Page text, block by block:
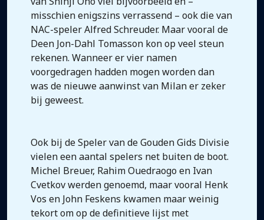
misschien enigszins verrassend – ook die van
NAC-speler Alfred Schreuder. Maar vooral de
Deen Jon-Dahl Tomasson kon op veel steun
rekenen. Wanneer er vier namen
voorgedragen hadden mogen worden dan
was de nieuwe aanwinst van Milan er zeker
bij geweest.
Ook bij de Speler van de Gouden Gids Divisie
vielen een aantal spelers net buiten de boot.
Michel Breuer, Rahim Ouedraogo en Ivan
Cvetkov werden genoemd, maar vooral Henk
Vos en John Feskens kwamen maar weinig
tekort om op de definitieve lijst met